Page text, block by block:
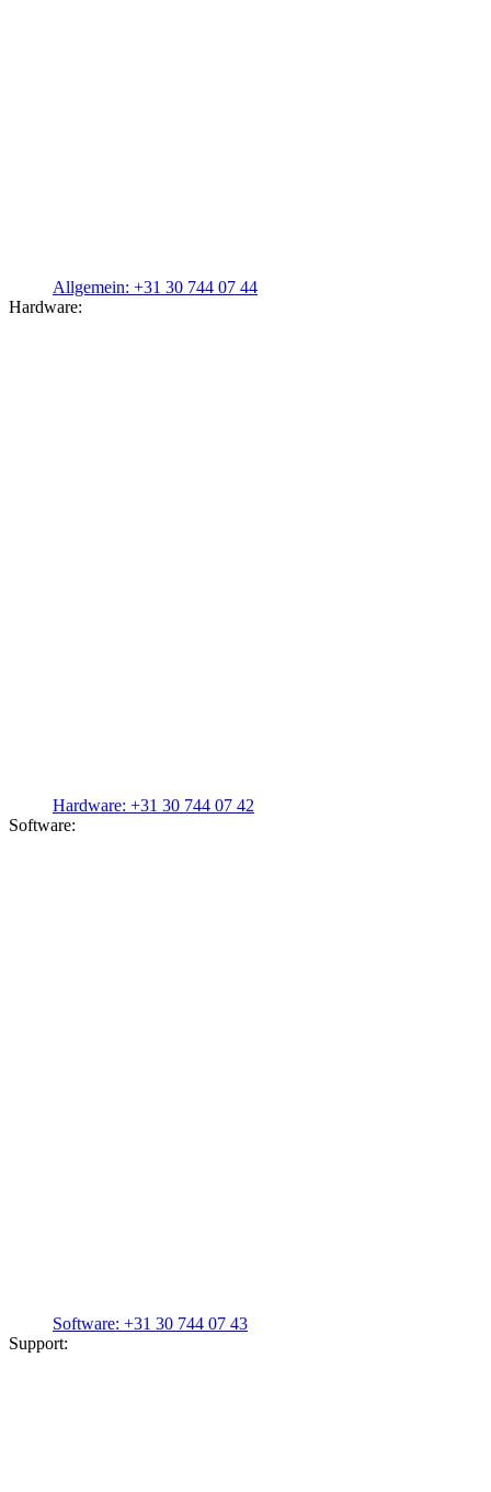
Allgemein: +31 30 744 07 44
Hardware:
Hardware: +31 30 744 07 42
Software:
Software: +31 30 744 07 43
Support: